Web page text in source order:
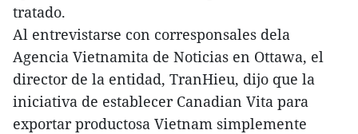
tratado.
Al entrevistarse con corresponsales dela
Agencia Vietnamita de Noticias en Ottawa, el
director de la entidad, TranHieu, dijo que la
iniciativa de establecer Canadian Vita para
exportar productosa Vietnam simplemente